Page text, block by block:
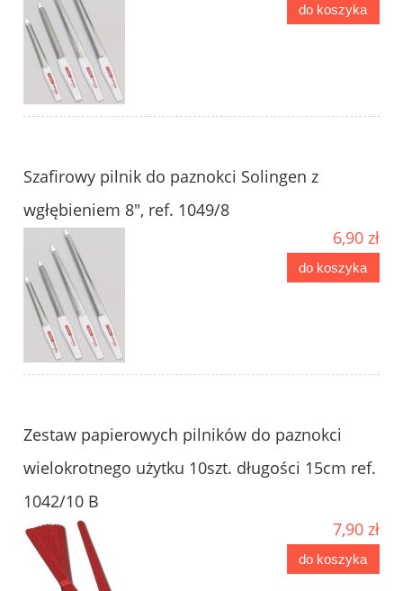
do koszyka
Szafirowy pilnik do paznokci Solingen z
wgłębieniem 8", ref. 1049/8
6,90 zł
do koszyka
Zestaw papierowych pilników do paznokci
wielokrotnego użytku 10szt. długości 15cm ref.
1042/10 B
7,90 zł
do koszyka